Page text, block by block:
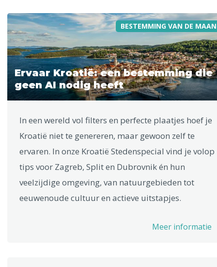
BESTEMMING VAN DE
Ervaar Kroatië: een bestemming die
geen AI nodig heeft
In een wereld vol filters en perfecte plaatjes hoef je
Kroatië niet te genereren, maar gewoon zelf te
ervaren. In onze Kroatië Stedenspecial vind je volop
tips voor Zagreb, Split en Dubrovnik én hun
veelzijdige omgeving, van natuurgebieden tot
eeuwenoude cultuur en actieve uitstapjes.
Meer informatie